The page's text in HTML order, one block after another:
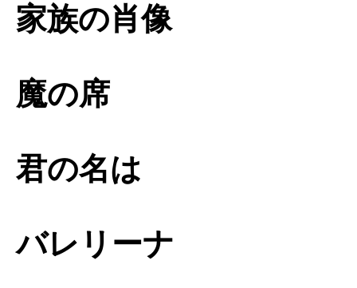
家族の肖像
魔の席
君の名は
バレリーナ